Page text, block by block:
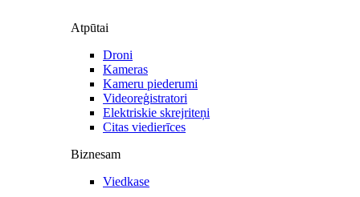
Atpūtai
Droni
Kameras
Kameru piederumi
Videoreģistratori
Elektriskie skrejriteņi
Citas viedierīces
Biznesam
Viedkase